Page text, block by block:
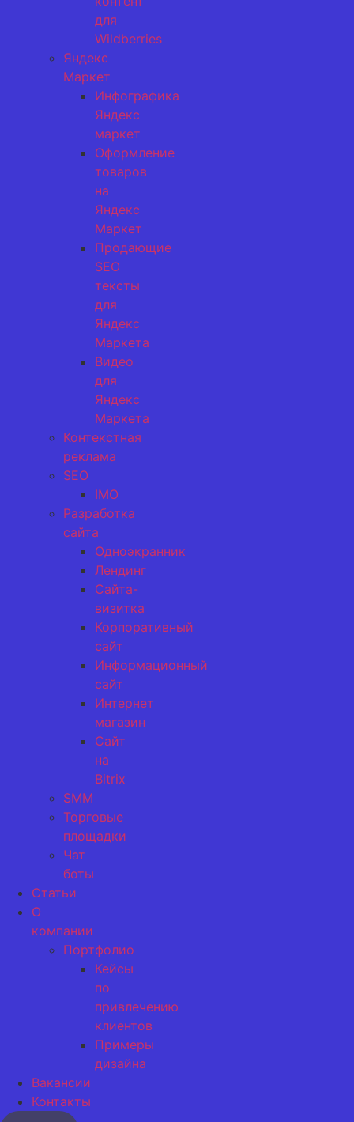
для
Wildberries
Яндекс
Маркет
Инфографика
Яндекс
маркет
Оформление
товаров
на
Яндекс
Маркет
Продающие
SEO
тексты
для
Яндекс
Маркета
Видео
для
Яндекс
Маркета
Контекстная
реклама
SEO
IMO
Разработка
сайта
Одноэкранник
Лендинг
Сайта-
визитка
Корпоративный
сайт
Информационный
сайт
Интернет
магазин
Сайт
на
Bitrix
SMM
Торговые
площадки
Чат
боты
Статьи
О
компании
Портфолио
Кейсы
по
привлечению
клиентов
Примеры
дизайна
Вакансии
Контакты